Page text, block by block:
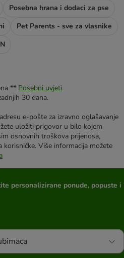
Posebna hrana i dodaci za pse
Pet Parents - sve za vlasnike
** Posebni uvjeti
30 dana.
e-pošte za izravno oglašavanje
uložiti prigovor u bilo kojem
osnovnih troškova prijenosa,
Više informacija možete
personalizirane ponude, popuste i